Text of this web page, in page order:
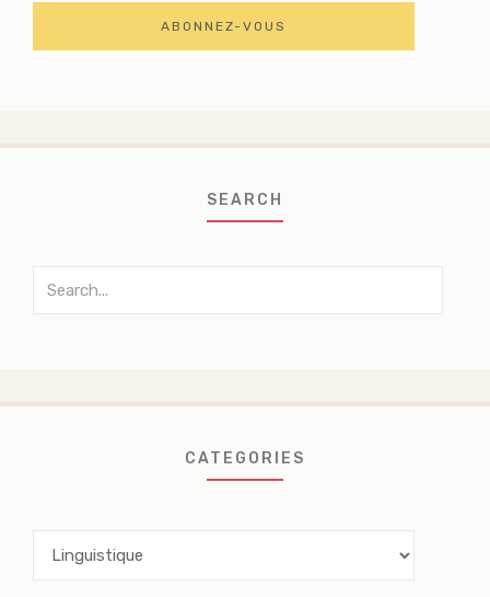
SEARCH
for:
CATEGORIES